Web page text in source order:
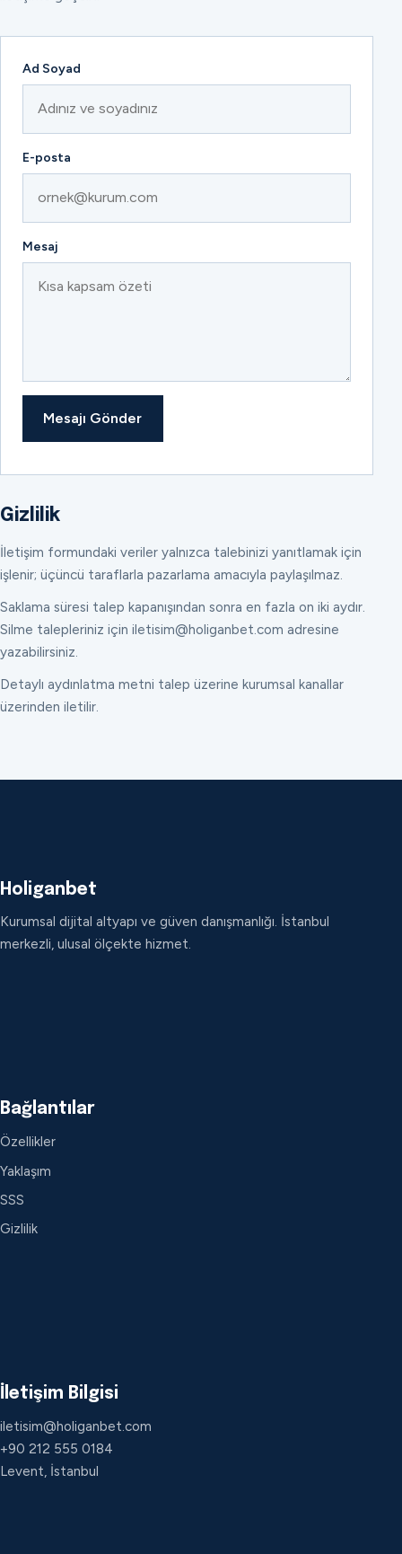
Ad Soyad
E-posta
Mesaj
Mesajı Gönder
Gizlilik
İletişim formundaki veriler yalnızca talebinizi yanıtlamak için
işlenir; üçüncü taraflarla pazarlama amacıyla paylaşılmaz.
Saklama süresi talep kapanışından sonra en fazla on iki aydır.
Silme talepleriniz için iletisim@holiganbet.com adresine
yazabilirsiniz.
Detaylı aydınlatma metni talep üzerine kurumsal kanallar
üzerinden iletilir.
Holiganbet
Kurumsal dijital altyapı ve güven danışmanlığı. İstanbul
merkezli, ulusal ölçekte hizmet.
Bağlantılar
Özellikler
Yaklaşım
SSS
Gizlilik
İletişim Bilgisi
iletisim@holiganbet.com
+90 212 555 0184
Levent, İstanbul